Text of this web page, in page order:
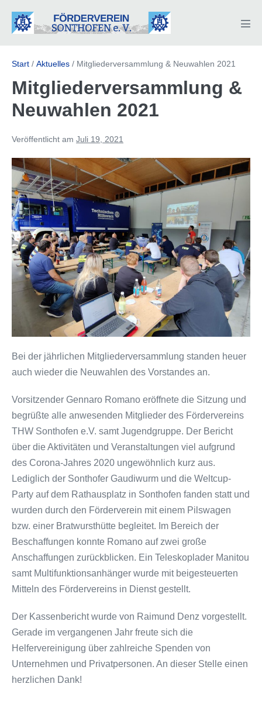
Inhalt
Start / Aktuelles / Mitgliederversammlung & Neuwahlen 2021
Mitgliederversammlung &
Neuwahlen 2021
Veröffentlicht am Juli 19, 2021
Bei der jährlichen Mitgliederversammlung standen heuer
auch wieder die Neuwahlen des Vorstandes an.
Vorsitzender Gennaro Romano eröffnete die Sitzung und
begrüßte alle anwesenden Mitglieder des Fördervereins
THW Sonthofen e.V. samt Jugendgruppe. Der Bericht
über die Aktivitäten und Veranstaltungen viel aufgrund
des Corona-Jahres 2020 ungewöhnlich kurz aus.
Lediglich der Sonthofer Gaudiwurm und die Weltcup-
Party auf dem Rathausplatz in Sonthofen fanden statt und
wurden durch den Förderverein mit einem Pilswagen
bzw. einer Bratwursthütte begleitet. Im Bereich der
Beschaffungen konnte Romano auf zwei große
Anschaffungen zurückblicken. Ein Teleskoplader Manitou
samt Multifunktionsanhänger wurde mit beigesteuerten
Mitteln des Fördervereins in Dienst gestellt.
Der Kassenbericht wurde von Raimund Denz vorgestellt.
Gerade im vergangenen Jahr freute sich die
Helfervereinigung über zahlreiche Spenden von
Unternehmen und Privatpersonen. An dieser Stelle einen
herzlichen Dank!